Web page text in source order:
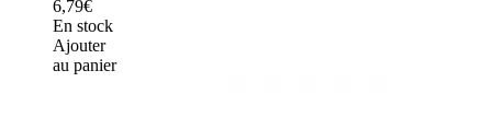
6,79€
En stock
Ajouter
au panier